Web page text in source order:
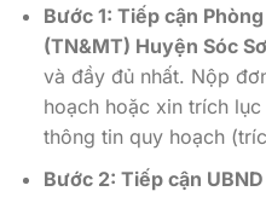
Bước 1: Tiếp cận
(TN&MT) Huyện Sóc
và đầy đủ nhất. Nộp
hoạch hoặc xin trích
thông tin quy hoạch
Bước 2: Tiếp cận